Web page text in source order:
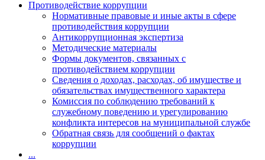
Противодействие коррупции
Нормативные правовые и иные акты в сфере
противодействия коррупции
Антикоррупционная экспертиза
Методические материалы
Формы документов, связанных с
противодействием коррупции
Сведения о доходах, расходах, об имуществе и
обязательствах имущественного характера
Комиссия по соблюдению требований к
служебному поведению и урегулированию
конфликта интересов на муниципальной службе
Обратная связь для сообщений о фактах
коррупции
...